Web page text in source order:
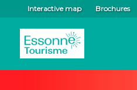
Interactive map Brochures